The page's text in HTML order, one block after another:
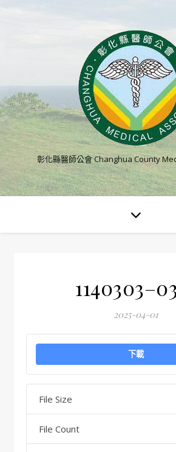
彰化縣醫師公會 Changhua County
2025-04-01
下載
File Size
File Count